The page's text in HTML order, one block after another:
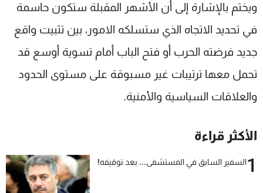
ويختم بالإشارة إلى أن الأشهر المقبلة ستكون حاسمة
في تحديد الاتجاه الذي ستسلكه الامور، بين تثبيت واقع
جديد فرضته الحرب أو فتح الباب أمام تسوية أوسع قد
تحمل معها ترتيبات غير مسبوقة على مستوى الحدود
والعلاقات السياسية والأمنية.
الأكثر قراءة
1السفير السابق في المستشفى... بعد توقيفه!